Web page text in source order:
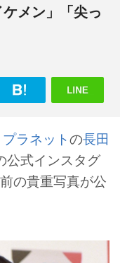
メン」「尖っ
ラネットの長田
公式インスタグ
の貴重写真が公